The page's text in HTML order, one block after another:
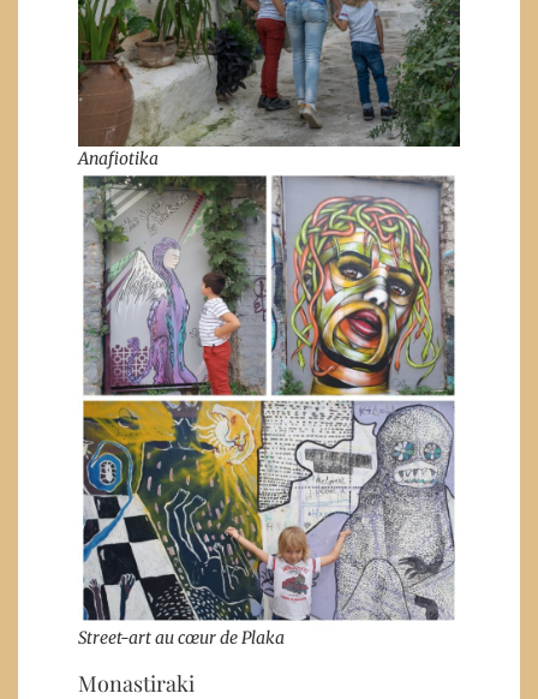
Anafiotika
Street-art au cœur de Plaka
Monastiraki